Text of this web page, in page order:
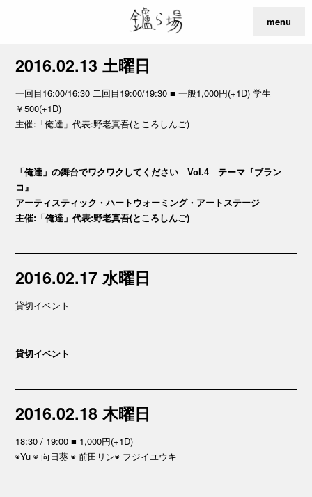
menu
2016.02.13 土曜日
一回目16:00/16:30 二回目19:00/19:30 ■ 一般1,000円(+1D) 学生
￥500(+1D)
主催:「俺達」代表:野老真吾(ところしんご)
「俺達」の舞台でワクワクしてください Vol.4 テーマ『ブラン
コ』
アーティスティック・ハートウォーミング・アートステージ
主催:「俺達」代表:野老真吾(ところしんご)
2016.02.17 水曜日
貸切イベント
貸切イベント
2016.02.18 木曜日
18:30 / 19:00 ■ 1,000円(+1D)
◉Yu ◉ 向日葵 ◉ 前田リン◉ フジイユウキ